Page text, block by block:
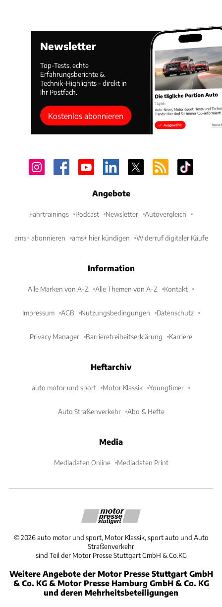
Newsletter
Top-Tests, echte
Erfahrungsberichte &
Technik-Highlights – direkt in
Ihr Postfach.
Kostenlos abonnieren
Angebote
Fahrtrainings Podcast Newsletter Autovergleich
ams+ abonnieren ams+ hier kündigen Widerruf digitaler Käufe
Information
Alle Marken von A-Z Alle Themen von A-Z Kontakt
Impressum AGB Nutzungsbedingungen Datenschutz
Privacy Manager Barrierefreiheitserklärung Karriere
Heftarchiv
auto motor und sport Motor Klassik Youngtimer
Auto Straßenverkehr Abo & Hefte
Media
Mediadaten Online Mediadaten Print
©2026 auto motor und sport, Motor Klassik, sport auto und Auto
Straßenverkehr
sind Teil der Motor Presse Stuttgart GmbH & Co.KG
Weitere Angebote der Motor Presse Stuttgart GmbH
& Co. KG & Motor Presse Hamburg GmbH & Co. KG
und deren Mehrheitsbeteiligungen